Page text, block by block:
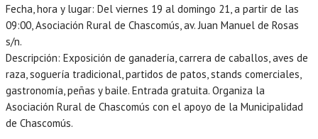
Fecha, hora y lugar: Del viernes 19 al domingo 21, a partir de las
09:00, Asociación Rural de Chascomús, av. Juan Manuel de Rosas
s/n.
Descripción: Exposición de ganadería, carrera de caballos, aves de
raza, soguería tradicional, partidos de patos, stands comerciales,
gastronomía, peñas y baile. Entrada gratuita. Organiza la
Asociación Rural de Chascomús con el apoyo de la Municipalidad
de Chascomús.